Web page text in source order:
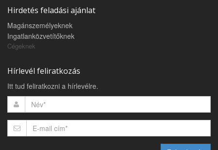
Hirdetés feladási ajánlat
Magánszemélyeknek
Ingatlanközvetítőknek
Cégeknek
Hírlevél feliratkozás
Itt tud feliratkozni a hírlevélre.